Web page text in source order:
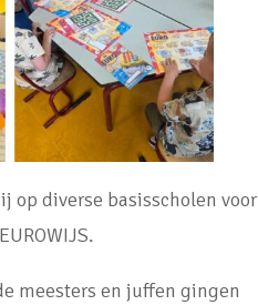
op diverse basisscholen voor
meesters en juffen gingen